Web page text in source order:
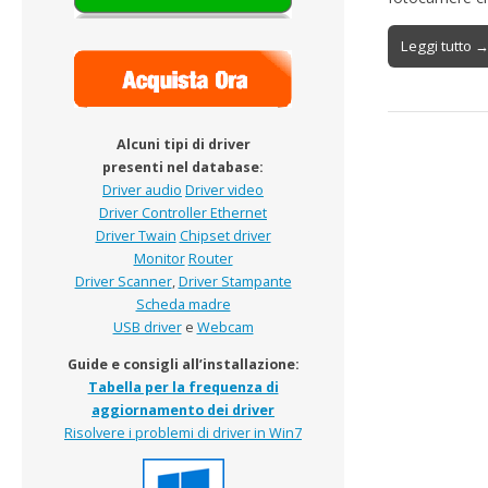
Leggi tutto →
Alcuni tipi di driver
presenti nel database:
Driver audio Driver video
Driver Controller Ethernet
Driver Twain Chipset driver
Monitor Router
Driver Scanner,Driver Stampante
Scheda madre
USB drivere Webcam
Guide e consigli all’installazione:
Tabella per la frequenza di
aggiornamento dei driver
Risolvere i problemi di driver in Win7